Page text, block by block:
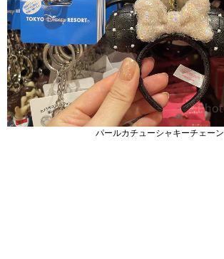
パールカチューシャキーチェーン